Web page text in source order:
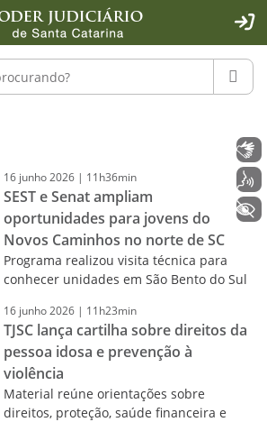
de acessibilidade - Rybená
portal
- Poder
16 junho2026 | 11h36min
SEST e Senat ampliam
oportunidades para jovens do
Novos Caminhos no norte de SC
Programa realizou visita técnica para
conhecer unidades em São Bento do Sul
16 junho2026 | 11h23min
TJSC lança cartilha sobre direitos da
pessoa idosa e prevenção à
violência
Material reúne orientações sobre
direitos, proteção, saúde financeira e
+ Acessibilidade